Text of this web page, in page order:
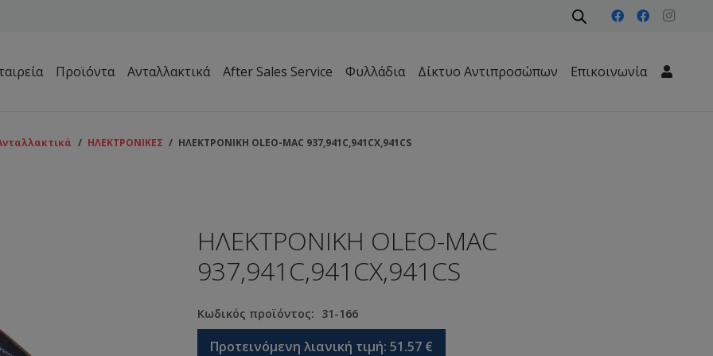
Προϊόντα Ανταλλακτικά After Sales Service Φυλλάδια Δίκτυο Αντιπροσώπων Επικοινωνία
/ ΗΛΕΚΤΡΟΝΙΚΕΣ / ΗΛΕΚΤΡΟΝΙΚΗ OLEO-MAC 937,941C,941CX,941CS
ΗΛΕΚΤΡΟΝΙΚΗ OLEO-MAC
937,941C,941CX,941CS
Κωδικός προϊόντος: 31-166
Προτεινόμενη λιανική τιμή: 51.57 €